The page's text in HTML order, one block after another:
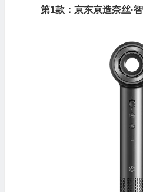
第1款：京东京造奈丝·